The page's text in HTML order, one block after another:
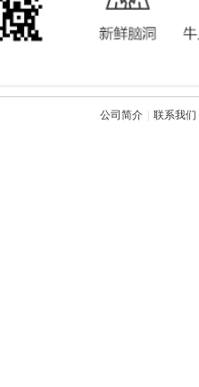
公司简介 联系我们